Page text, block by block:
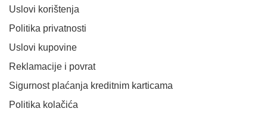
Uslovi korištenja
Politika privatnosti
Uslovi kupovine
Reklamacije i povrat
Sigurnost plaćanja kreditnim karticama
Politika kolačića